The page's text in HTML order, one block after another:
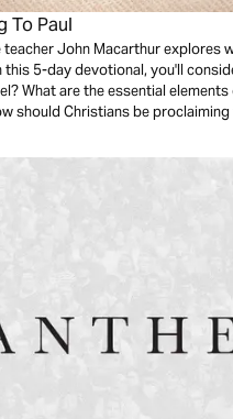
To Paul
John Macarthur explores
this 5-day devotional, you'll
What are the essential
should Christians be